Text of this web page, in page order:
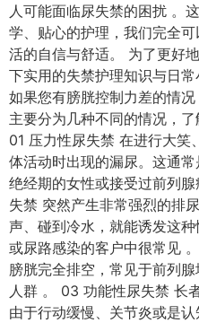
人可能面临尿失禁的困扰 。
学、贴心的护理，我们完全
活的自信与舒适。 为了更好
下实用的失禁护理知识与日
如果您有膀胱控制力差的情
主要分为几种不同的情况，
01 压力性尿失禁 在进行大笑
体活动时出现的漏尿。这通
绝经期的女性或接受过前列
失禁 突然产生非常强烈的排
声、碰到冷水，就能诱发这
或尿路感染的客户中很常见
膀胱完全排空，常见于前列
人群 。 03 功能性尿失禁 长
由于行动缓慢、关节炎或是